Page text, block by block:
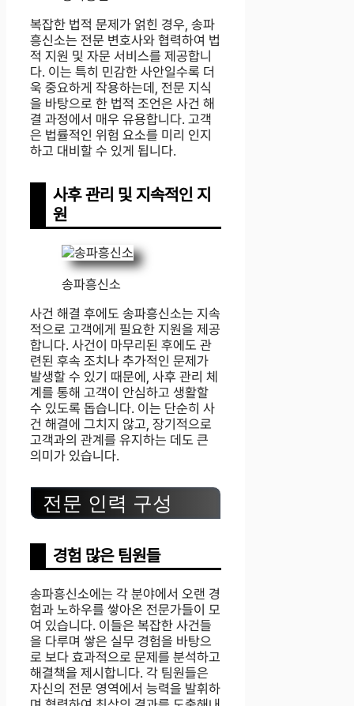
복잡한 법적 문제가 얽힌 경우, 송파
흥신소는 전문 변호사와 협력하여 법
적 지원 및 자문 서비스를 제공합니
다. 이는 특히 민감한 사안일수록 더
욱 중요하게 작용하는데, 전문 지식
을 바탕으로 한 법적 조언은 사건 해
결 과정에서 매우 유용합니다. 고객
은 법률적인 위험 요소를 미리 인지
하고 대비할 수 있게 됩니다.
사후 관리 및 지속적인 지
원
송파흥신소
사건 해결 후에도 송파흥신소는 지속
적으로 고객에게 필요한 지원을 제공
합니다. 사건이 마무리된 후에도 관
련된 후속 조치나 추가적인 문제가
발생할 수 있기 때문에, 사후 관리 체
계를 통해 고객이 안심하고 생활할
수 있도록 돕습니다. 이는 단순히 사
건 해결에 그치지 않고, 장기적으로
고객과의 관계를 유지하는 데도 큰
의미가 있습니다.
전문 인력 구성
경험 많은 팀원들
송파흥신소에는 각 분야에서 오랜 경
험과 노하우를 쌓아온 전문가들이 모
여 있습니다. 이들은 복잡한 사건들
을 다루며 쌓은 실무 경험을 바탕으
로 보다 효과적으로 문제를 분석하고
해결책을 제시합니다. 각 팀원들은
자신의 전문 영역에서 능력을 발휘하